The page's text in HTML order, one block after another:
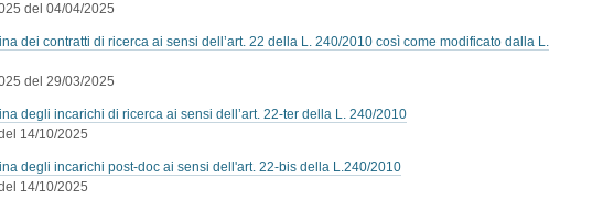
del 04/04/2025
dei contratti di ricerca ai sensi dell’art. 22 della L. 240/2010 così come modificato dalla L.
del 29/03/2025
degli incarichi di ricerca ai sensi dell’art. 22-ter della L. 240/2010
14/10/2025
degli incarichi post-doc ai sensi dell'art. 22-bis della L.240/2010
14/10/2025